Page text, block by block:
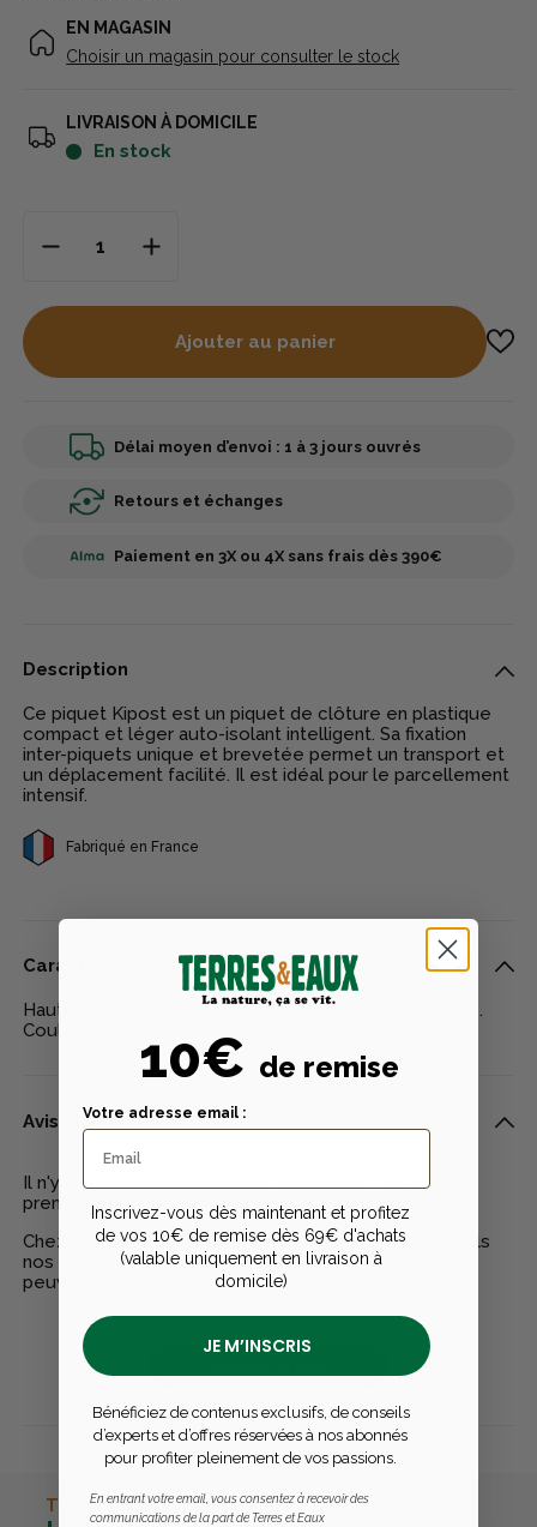
EN MAGASIN
Choisir un magasin pour consulter le stock
LIVRAISON À DOMICILE
en stock
Ajouter au panier
Délai moyen d’envoi : 1 à 3 jours ouvrés
Retours et échanges
Paiement en 3X ou 4X sans frais dès 390€
Description
Ce piquet Kipost est un piquet de clôture en plastique
compact et léger auto-isolant intelligent. Sa fixation
inter-piquets unique et brevetée permet un transport et
un déplacement facilité. Il est idéal pour le parcellement
intensif.
Fabriqué en France
Caractéristiques techniques
Hauteur : 110 cm. 9 isolateurs à insertion automatique.
Couleur : blanc.
Avis clients
Il n'y a pas encore d'avis pour ce produit - Soyez le
premier à rédiger un avis
Chez Terres & Eaux, les avis sont 100% certifiés : seuls
nos clients ayant réellement acheté nos produits
peuvent laisser un avis
TERRES & EAUX
10€ de remise
Votre adresse email :
Inscrivez-vous dès maintenant et profitez
de vos 10€ de remise dès 69€ d'achats
(valable uniquement en livraison à
domicile)
JE M’INSCRIS
Bénéficiez de contenus exclusifs, de conseils
d’experts et d’offres réservées à nos abonnés
pour profiter pleinement de vos passions.
En entrant votre email, vous consentez à recevoir des
communications de la part de Terres et Eaux